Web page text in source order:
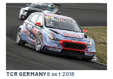
TCR GERMANY8 set 2018